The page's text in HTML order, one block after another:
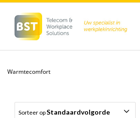
inhoud
Warmtecomfort
Sorteer opStandaardvolgorde